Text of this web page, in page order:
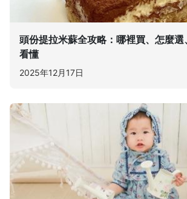
頭份提拉米蘇全攻略：哪裡買、怎麼
看懂
2025年12月17日